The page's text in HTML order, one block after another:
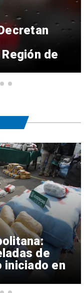
de
de
iniciado en